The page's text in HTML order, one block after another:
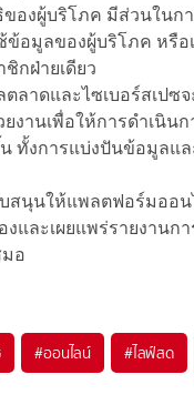
องผู้บริโภค มีส่วนในก
ข้อมูลของผู้บริโภค หรือ
ชิกฝ่ายเดียว
ลาดและไซเบอร์สเปซจ
งานเพื่อให้การดำเนินก
ทั้งการแบ่งปันข้อมูลแล
สนุนให้แพลตฟอร์มออน
งและเผยแพร่รายงานก
มอ
#ออนไลน์ #ไลฟ์สด